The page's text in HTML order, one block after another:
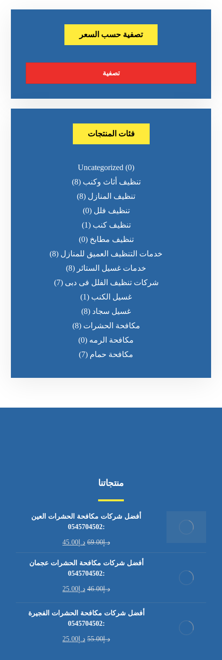
تصفية حسب السعر
تصفية
فئات المنتجات
Uncategorized (0)
تنظيف أثاث وكنب (8)
تنظيف المنازل (8)
تنظيف فلل (0)
تنظيف كنب (1)
تنظيف مطابخ (0)
خدمات التنظيف العميق للمنازل (8)
خدمات غسيل الستائر (8)
شركات تنظيف الفلل فى دبى (7)
غسيل الكنب (1)
غسيل سجاد (8)
مكافحة الحشرات (8)
مكافحة الرمه (0)
مكافحة حمام (7)
منتجاتنا
أفضل شركات مكافحة الحشرات العين
:0545704502
د.إ69.00 د.إ 45.00
أفضل شركات مكافحة الحشرات عجمان
:0545704502
د.إ46.00 د.إ 25.00
أفضل شركات مكافحة الحشرات الفجيرة
:0545704502
د.إ55.00 د.إ 25.00